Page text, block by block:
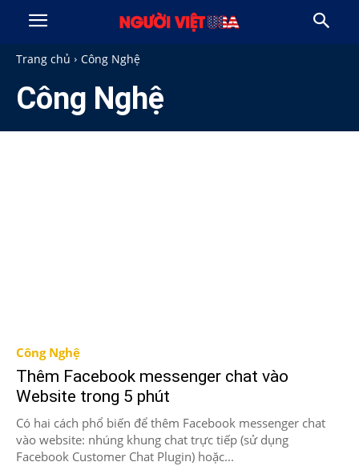
Trang chủ Công Nghệ
Công Nghệ
Công Nghệ
Thêm Facebook messenger chat vào
Website trong 5 phút
Có hai cách phổ biến để thêm Facebook messenger chat
vào website: nhúng khung chat trực tiếp (sử dụng
Facebook Customer Chat Plugin) hoặc...